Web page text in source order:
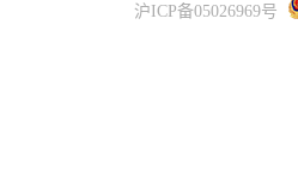
沪ICP备05026969号